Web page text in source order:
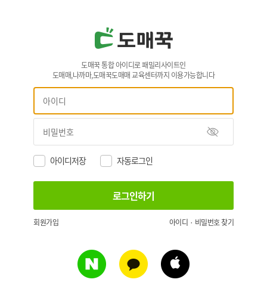
도매꾹 통합 아이디로 패밀리사이트인
도매매,나까마,도매꾹도매매 교육센터까지 이용가능합니다
아이디저장 자동로그인
회원가입 아이디 · 비밀번호 찾기